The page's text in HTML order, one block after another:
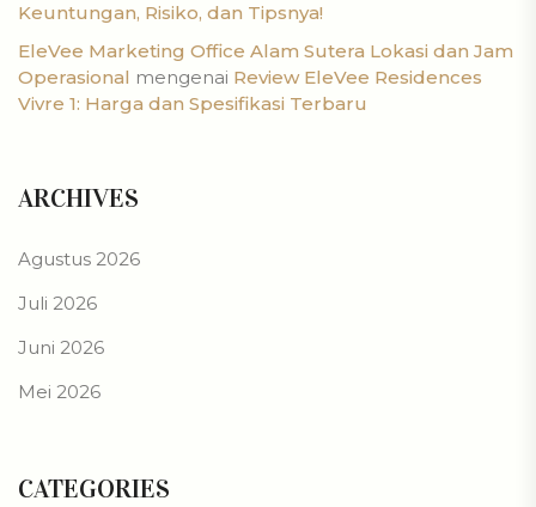
Keuntungan, Risiko, dan Tipsnya!
EleVee Marketing Office Alam Sutera Lokasi dan Jam
Operasional mengenai Review EleVee Residences
Vivre 1: Harga dan Spesifikasi Terbaru
ARCHIVES
Agustus 2026
Juli 2026
Juni 2026
Mei 2026
CATEGORIES